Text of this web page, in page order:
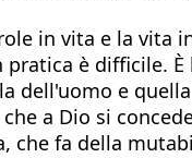
in vita e la
è difficile.
dell'uomo e
a Dio si
fa della